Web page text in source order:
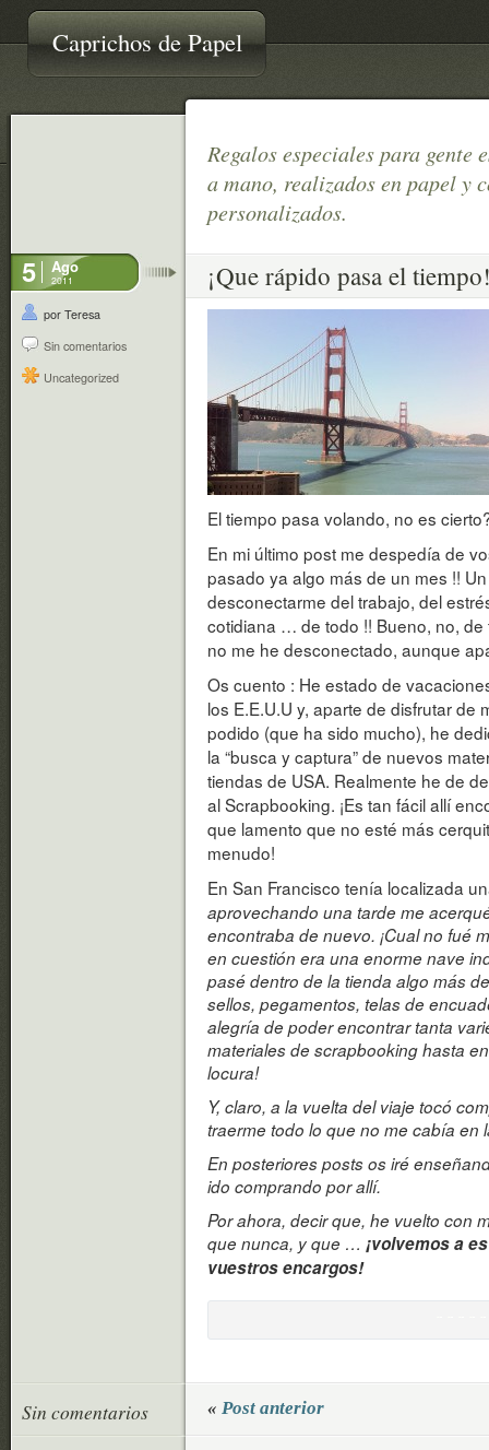
Caprichos de Papel
Regalos especiales para gente
a mano, realizados en papel y
personalizados.
5 Ago
2011
por Teresa
Sin comentarios
Uncategorized
¡Que rápido pasa el
El tiempo pasa volando, no es
En mi último post me despedía de
pasado ya algo más de un mes !!
desconectarme del trabajo, del
cotidiana … de todo !! Bueno, no,
no me he desconectado, aunque
Os cuento : He estado de
los E.E.U.U y, aparte de disfrutar de
podido (que ha sido mucho), he
la “busca y captura” de nuevos
tiendas de USA. Realmente he de
al Scrapbooking. ¡Es tan fácil allí
que lamento que no esté más
menudo!
En San Francisco tenía localizada
aprovechando una tarde me
encontraba de nuevo. ¡Cual no fué
en cuestión era una enorme nave
pasé dentro de la tienda algo más
sellos, pegamentos, telas de
alegría de poder encontrar tanta
materiales de scrapbooking hasta
locura!
Y, claro, a la vuelta del viaje tocó
traerme todo lo que no me cabía en
En posteriores posts os iré
ido comprando por allí.
Por ahora, decir que, he vuelto con
que nunca, y que … ¡volvemos a
vuestros encargos!
Sin comentarios « Post anterior